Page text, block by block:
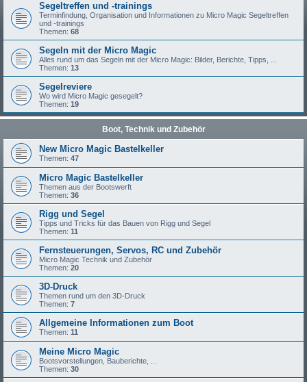
Segeltreffen und -trainings
Terminfindung, Organisation und Informationen zu Micro Magic Segeltreffen
und -trainings
Themen: 68
Segeln mit der Micro Magic
Alles rund um das Segeln mit der Micro Magic: Bilder, Berichte, Tipps, ...
Themen: 13
Segelreviere
Wo wird Micro Magic gesegelt?
Themen: 19
Boot, Technik und Zubehör
New Micro Magic Bastelkeller
Themen: 47
Micro Magic Bastelkeller
Themen aus der Bootswerft
Themen: 36
Rigg und Segel
Tipps und Tricks für das Bauen von Rigg und Segel
Themen: 11
Fernsteuerungen, Servos, RC und Zubehör
Micro Magic Technik und Zubehör
Themen: 20
3D-Druck
Themen rund um den 3D-Druck
Themen: 7
Allgemeine Informationen zum Boot
Themen: 11
Meine Micro Magic
Bootsvorstellungen, Bauberichte, ...
Themen: 30